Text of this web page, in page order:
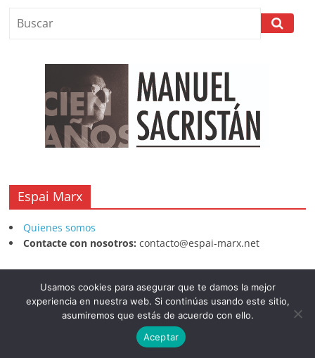
Espai Marx
Quienes somos
Contacte con nosotros: contacto@espai-marx.net
Usamos cookies para asegurar que te damos la mejor
experiencia en nuestra web. Si continúas usando este sitio,
asumiremos que estás de acuerdo con ello.
Aceptar